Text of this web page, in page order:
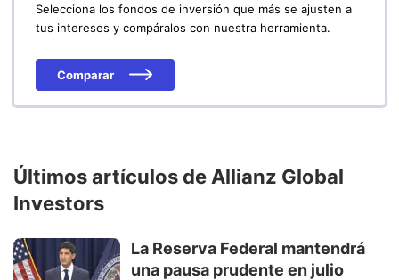
Selecciona los fondos de inversión que más se ajusten a
tus intereses y compáralos con nuestra herramienta.
Comparar
Últimos artículos de Allianz Global
Investors
La Reserva Federal mantendrá
una pausa prudente en julio